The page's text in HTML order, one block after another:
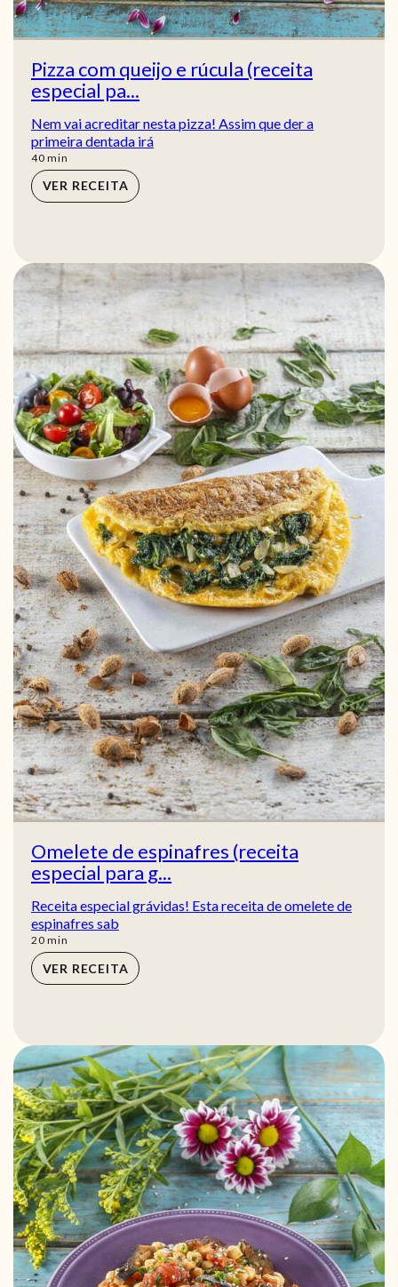
Pizza com queijo e rúcula (receita
especial pa...
Nem vai acreditar nesta pizza! Assim que der a
primeira dentada irá
40min
min
VER RECEITA
Omelete de espinafres (receita
especial para g...
Receita especial grávidas! Esta receita de omelete de
espinafres sab
20min
min
VER RECEITA